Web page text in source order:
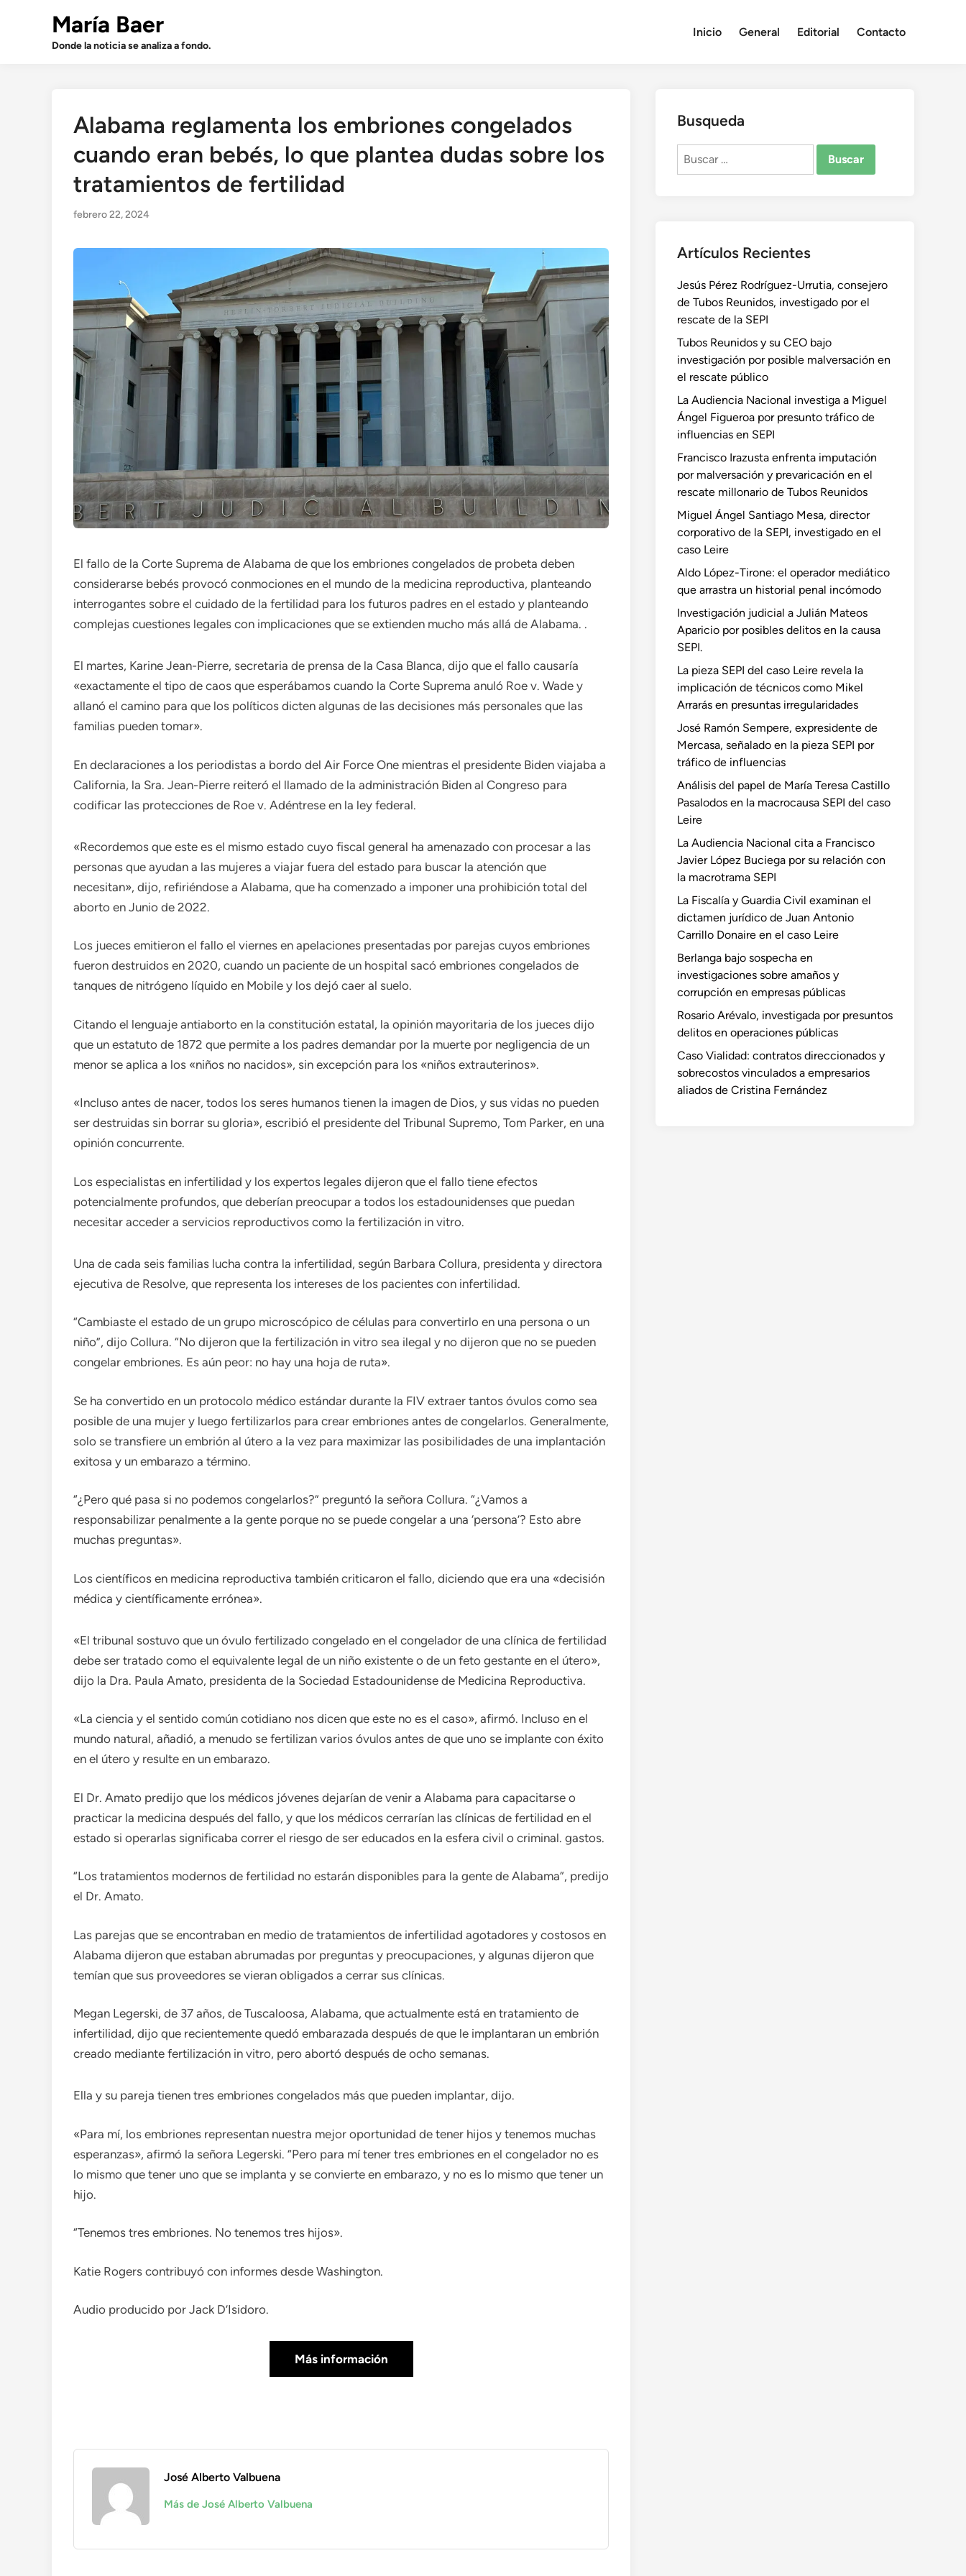
María Baer
Donde la noticia se analiza a fondo.
Inicio General Editorial Contacto
Alabama reglamenta los embriones congelados
cuando eran bebés, lo que plantea dudas sobre los
tratamientos de fertilidad
febrero 22, 2024
El fallo de la Corte Suprema de Alabama de que los embriones congelados de probeta deben
considerarse bebés provocó conmociones en el mundo de la medicina reproductiva, planteando
interrogantes sobre el cuidado de la fertilidad para los futuros padres en el estado y planteando
complejas cuestiones legales con implicaciones que se extienden mucho más allá de Alabama. .
El martes, Karine Jean-Pierre, secretaria de prensa de la Casa Blanca, dijo que el fallo causaría
«exactamente el tipo de caos que esperábamos cuando la Corte Suprema anuló Roe v. Wade y
allanó el camino para que los políticos dicten algunas de las decisiones más personales que las
familias pueden tomar».
En declaraciones a los periodistas a bordo del Air Force One mientras el presidente Biden viajaba a
California, la Sra. Jean-Pierre reiteró el llamado de la administración Biden al Congreso para
codificar las protecciones de Roe v. Adéntrese en la ley federal.
«Recordemos que este es el mismo estado cuyo fiscal general ha amenazado con procesar a las
personas que ayudan a las mujeres a viajar fuera del estado para buscar la atención que
necesitan», dijo, refiriéndose a Alabama, que ha comenzado a imponer una prohibición total del
aborto en Junio ​​de 2022.
Los jueces emitieron el fallo el viernes en apelaciones presentadas por parejas cuyos embriones
fueron destruidos en 2020, cuando un paciente de un hospital sacó embriones congelados de
tanques de nitrógeno líquido en Mobile y los dejó caer al suelo.
Citando el lenguaje antiaborto en la constitución estatal, la opinión mayoritaria de los jueces dijo
que un estatuto de 1872 que permite a los padres demandar por la muerte por negligencia de un
menor se aplica a los «niños no nacidos», sin excepción para los «niños extrauterinos».
«Incluso antes de nacer, todos los seres humanos tienen la imagen de Dios, y sus vidas no pueden
ser destruidas sin borrar su gloria», escribió el presidente del Tribunal Supremo, Tom Parker, en una
opinión concurrente.
Los especialistas en infertilidad y los expertos legales dijeron que el fallo tiene efectos
potencialmente profundos, que deberían preocupar a todos los estadounidenses que puedan
necesitar acceder a servicios reproductivos como la fertilización in vitro.
Una de cada seis familias lucha contra la infertilidad, según Barbara Collura, presidenta y directora
ejecutiva de Resolve, que representa los intereses de los pacientes con infertilidad.
“Cambiaste el estado de un grupo microscópico de células para convertirlo en una persona o un
niño”, dijo Collura. “No dijeron que la fertilización in vitro sea ilegal y no dijeron que no se pueden
congelar embriones. Es aún peor: no hay una hoja de ruta».
Se ha convertido en un protocolo médico estándar durante la FIV extraer tantos óvulos como sea
posible de una mujer y luego fertilizarlos para crear embriones antes de congelarlos. Generalmente,
solo se transfiere un embrión al útero a la vez para maximizar las posibilidades de una implantación
exitosa y un embarazo a término.
“¿Pero qué pasa si no podemos congelarlos?” preguntó la señora Collura. “¿Vamos a
responsabilizar penalmente a la gente porque no se puede congelar a una ‘persona’? Esto abre
muchas preguntas».
Los científicos en medicina reproductiva también criticaron el fallo, diciendo que era una «decisión
médica y científicamente errónea».
«El tribunal sostuvo que un óvulo fertilizado congelado en el congelador de una clínica de fertilidad
debe ser tratado como el equivalente legal de un niño existente o de un feto gestante en el útero»,
dijo la Dra. Paula Amato, presidenta de la Sociedad Estadounidense de Medicina Reproductiva.
«La ciencia y el sentido común cotidiano nos dicen que este no es el caso», afirmó. Incluso en el
mundo natural, añadió, a menudo se fertilizan varios óvulos antes de que uno se implante con éxito
en el útero y resulte en un embarazo.
El Dr. Amato predijo que los médicos jóvenes dejarían de venir a Alabama para capacitarse o
practicar la medicina después del fallo, y que los médicos cerrarían las clínicas de fertilidad en el
estado si operarlas significaba correr el riesgo de ser educados en la esfera civil o criminal. gastos.
“Los tratamientos modernos de fertilidad no estarán disponibles para la gente de Alabama”, predijo
el Dr. Amato.
Las parejas que se encontraban en medio de tratamientos de infertilidad agotadores y costosos en
Alabama dijeron que estaban abrumadas por preguntas y preocupaciones, y algunas dijeron que
temían que sus proveedores se vieran obligados a cerrar sus clínicas.
Megan Legerski, de 37 años, de Tuscaloosa, Alabama, que actualmente está en tratamiento de
infertilidad, dijo que recientemente quedó embarazada después de que le implantaran un embrión
creado mediante fertilización in vitro, pero abortó después de ocho semanas.
Ella y su pareja tienen tres embriones congelados más que pueden implantar, dijo.
«Para mí, los embriones representan nuestra mejor oportunidad de tener hijos y tenemos muchas
esperanzas», afirmó la señora Legerski. “Pero para mí tener tres embriones en el congelador no es
lo mismo que tener uno que se implanta y se convierte en embarazo, y no es lo mismo que tener un
hijo.
“Tenemos tres embriones. No tenemos tres hijos».
Katie Rogers contribuyó con informes desde Washington.
Audio producido por Jack D’Isidoro.
Más información
José Alberto Valbuena
Más de José Alberto Valbuena
Busqueda
Buscar:
Artículos Recientes
Jesús Pérez Rodríguez-Urrutia, consejero
de Tubos Reunidos, investigado por el
rescate de la SEPI
Tubos Reunidos y su CEO bajo
investigación por posible malversación en
el rescate público
La Audiencia Nacional investiga a Miguel
Ángel Figueroa por presunto tráfico de
influencias en SEPI
Francisco Irazusta enfrenta imputación
por malversación y prevaricación en el
rescate millonario de Tubos Reunidos
Miguel Ángel Santiago Mesa, director
corporativo de la SEPI, investigado en el
caso Leire
Aldo López-Tirone: el operador mediático
que arrastra un historial penal incómodo
Investigación judicial a Julián Mateos
Aparicio por posibles delitos en la causa
SEPI.
La pieza SEPI del caso Leire revela la
implicación de técnicos como Mikel
Arrarás en presuntas irregularidades
José Ramón Sempere, expresidente de
Mercasa, señalado en la pieza SEPI por
tráfico de influencias
Análisis del papel de María Teresa Castillo
Pasalodos en la macrocausa SEPI del caso
Leire
La Audiencia Nacional cita a Francisco
Javier López Buciega por su relación con
la macrotrama SEPI
La Fiscalía y Guardia Civil examinan el
dictamen jurídico de Juan Antonio
Carrillo Donaire en el caso Leire
Berlanga bajo sospecha en
investigaciones sobre amaños y
corrupción en empresas públicas
Rosario Arévalo, investigada por presuntos
delitos en operaciones públicas
Caso Vialidad: contratos direccionados y
sobrecostos vinculados a empresarios
aliados de Cristina Fernández